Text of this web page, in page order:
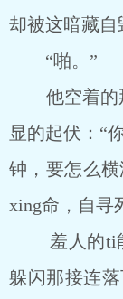
却被这暗藏自
“啪。”
他空着的那
显的起伏：“
钟，要怎么
xing命，自寻
羞人的ti能
躲闪那接连落